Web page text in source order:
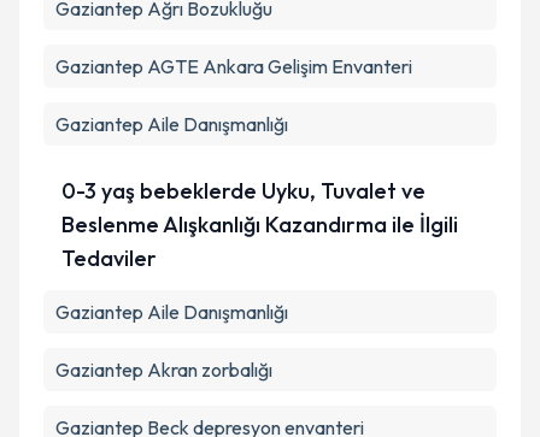
Gaziantep Ağrı Bozukluğu
Gaziantep AGTE Ankara Gelişim Envanteri
Gaziantep Aile Danışmanlığı
0-3 yaş bebeklerde Uyku, Tuvalet ve
Beslenme Alışkanlığı Kazandırma ile İlgili
Tedaviler
Gaziantep Aile Danışmanlığı
Gaziantep Akran zorbalığı
Gaziantep Beck depresyon envanteri